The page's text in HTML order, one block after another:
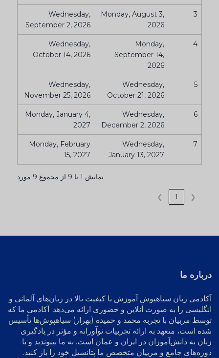
3
Monday, August 3,
2026
Wednesday,
September 2, 2026
4
Monday,
September 14,
2026
Wednesday,
October 14, 2026
5
Wednesday,
October 21, 2026
Wednesday,
November 25, 2026
6
Wednesday,
December 2, 2026
Monday, January 4,
2027
7
Wednesday,
January 13, 2027
Monday, February
15, 2027
نمایش 1 تا 9 از مجموع 9 مورد
❮
1
❯
درباره ما
آکادمی زبان سیاهپوش آموزش با کیفیت بالا در زبان‌های آلمانی و
انگلیسی را به صورت آنلاین و حضوری ارائه می‌دهد. آکادمی ما که
توسط مربیان با تجربه محمد و حمیده (بهراز) سیاهپوش‌ها تأسیس
شده است، متعهد به ارائه تجربیات نوآورانه و مؤثر در یادگیری
زبان به دانش‌آموزان در ایران و عمان است. به ما بپیوندید و با
دوره‌های جامع و مربیان متخصص ما پتانسیل خود را باز کنید.